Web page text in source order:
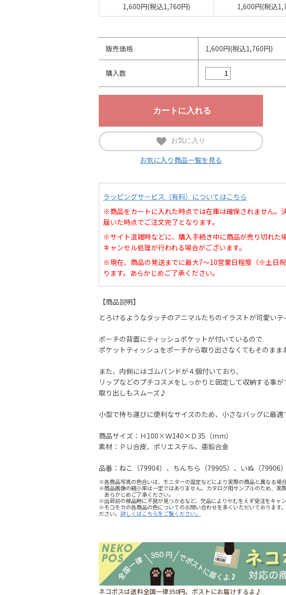
1,600円(税込1,760円) 1,600円(税込
販売価格 1,600円(税込1,760円)
購入数
お気に入り
お気に入り商品一覧を見る
ラッピングサービス（有料）についてはこちら
※商品をカートに入れた時点では在庫は確保されません。
届いた時点でご注文完了となります。
※サイト混雑時などに、購入手続き中に商品が売り切れた
キャンセル処理が行われる場合がございます。
※現在、商品の発送までに最大7～10営業日程度（※土日
ります。あらかじめご了承ください。
【商品説明】
とろけるようなタッチのアニマルたちのイラストが可愛いテ
ポーチの背面にティッシュポケットが付いているので
ポケットティッシュをポーチから取り出さなくてもそのまま
また、内側にはゴムバンドが４個付いており、
リップなどのプチコスメをしっかりと固定して収納する事が
取り出しもスムーズ♪
小型で持ち運びに便利なサイズのため、小さなバッグに最適
商品サイズ：Ｈ100×Ｗ140×Ｄ35（mm）
素材：ＰＵ合皮、ポリエステル、亜鉛合金
品番：ねこ（79904）、ちんちら（79905）、いぬ（79906
※各商品写真の色合いは、モニターの設定などにより実際の商品と異なる場合
※商品画像の縮小率は一定ではありません。カタログ用サンプルのため、実
あらかじめご了承ください。
※出荷前の検品時に不良が見つかるなど、欠品によりやむをえず受注をキャ
※モコモカの各商品の色についてのお問い合わせを多くいただいております
ださい。 詳しくはこちらをご覧ください。
ネコポスは送料全国一律350円。ポストにお届けするよ♪